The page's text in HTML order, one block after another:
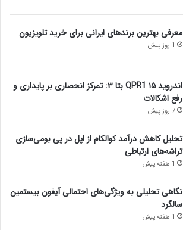
معرفی بهترین برندهای ایرانی برای خرید تلویزیون
1 روز پیش
اندروید ۱۵ QPR1 بتا ۳: تمرکز انحصاری بر پایداری و
رفع اشکالات
7 روز پیش
تحلیل کاهش درآمد کوالکام از اپل در پی بومی‌سازی
تراشه‌های ارتباطی
1 هفته پیش
نگاهی تحلیلی به ویژگی‌های احتمالی آیفون بیستمین
سالگرد
1 هفته پیش